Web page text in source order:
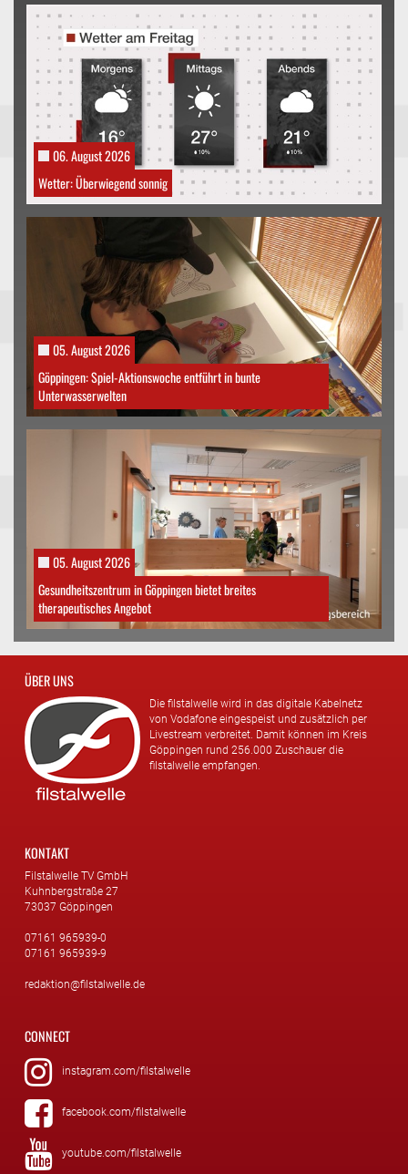
06. August 2026
Wetter: Überwiegend sonnig
05. August 2026
Göppingen: Spiel-Aktionswoche entführt in bunte
Unterwasserwelten
05. August 2026
Gesundheitszentrum in Göppingen bietet breites
therapeutisches Angebot
ÜBER UNS
Die filstalwelle wird in das digitale Kabelnetz
von Vodafone eingespeist und zusätzlich per
Livestream verbreitet. Damit können im Kreis
Göppingen rund 256.000 Zuschauer die
filstalwelle empfangen.
KONTAKT
Filstalwelle TV GmbH
Kuhnbergstraße 27
73037 Göppingen
07161 965939-0
07161 965939-9
redaktion@filstalwelle.de
CONNECT
instagram.com/filstalwelle
facebook.com/filstalwelle
youtube.com/filstalwelle